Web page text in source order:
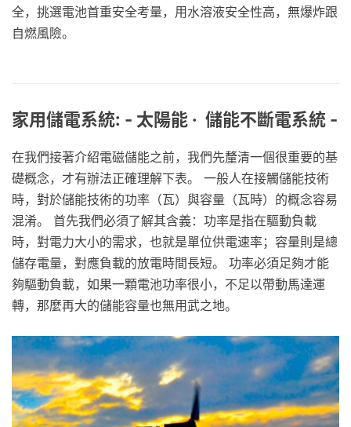
全，挑選電池首重安全考量，用水溶液安全性高，無爆炸跟
自燃風險。
家用儲電系統: - 太陽能 · 儲能不斷電系統 -
在我們接著介紹電磁儲能之前，我們先釐清一個很重要的基
礎概念，才有辦法正確理解下表。 一般人在接觸儲能技術
時，對於儲能技術的功率（瓦）與容量（瓦時）的概念容易
混淆。 首先我們必須了解其含義：功率是指在驅動負載
時，對電力大小的需求，也就是單位供電速率；容量則是總
儲存電量，對應負載的放電時間長短。 功率必須足夠才能
夠驅動負載，如果一顆電池功率很小，不足以帶動馬達運
轉，那麼再大的儲能容量也無用武之地。